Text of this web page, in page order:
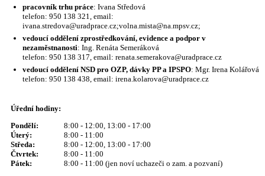
pracovník trhu práce: Ivana Středová
telefon: 950 138 321, email:
ivana.stredova@uradprace.cz;volna.mista@na.mpsv.cz;
vedoucí oddělení zprostředkování, evidence a podpor v
nezaměstnanosti: Ing. Renáta Semeráková
telefon: 950 138 317, email: renata.semerakova@uradprace.cz
vedoucí oddělení NSD pro OZP, dávky PP a IPSPO: Mgr. Irena Kolářová
telefon: 950 138 438, email: irena.kolarova@uradprace.cz
Úřední hodiny:
Pondělí:
8:00 - 12:00, 13:00 - 17:00
Úterý:
8:00 - 11:00
Středa:
8:00 - 12:00, 13:00 - 17:00
Čtvrtek:
8:00 - 11:00
Pátek:
8:00 - 11:00 (jen noví uchazeči o zam. a pozvaní)